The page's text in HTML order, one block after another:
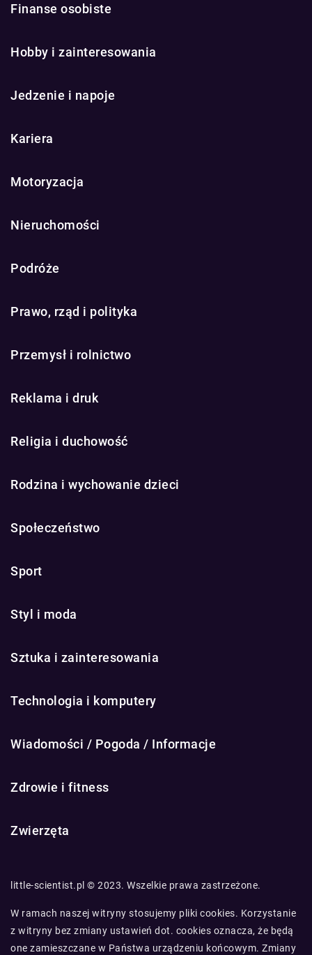
Finanse osobiste
Hobby i zainteresowania
Jedzenie i napoje
Kariera
Motoryzacja
Nieruchomości
Podróże
Prawo, rząd i polityka
Przemysł i rolnictwo
Reklama i druk
Religia i duchowość
Rodzina i wychowanie dzieci
Społeczeństwo
Sport
Styl i moda
Sztuka i zainteresowania
Technologia i komputery
Wiadomości / Pogoda / Informacje
Zdrowie i fitness
Zwierzęta
little-scientist.pl © 2023. Wszelkie prawa zastrzeżone.
W ramach naszej witryny stosujemy pliki cookies. Korzystanie
z witryny bez zmiany ustawień dot. cookies oznacza, że będą
one zamieszczane w Państwa urządzeniu końcowym. Zmiany